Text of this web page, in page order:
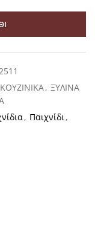
, ΞΥΛΙΝΑ
, Παιχνίδι,